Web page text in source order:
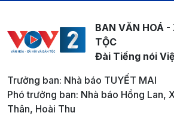
BAN VĂN HOÁ -
TỘC
Đài Tiếng nói
Trưởng ban: Nhà báo TUYẾT MAI
Phó trưởng ban: Nhà báo Hồng Lan,
Thân, Hoài Thu